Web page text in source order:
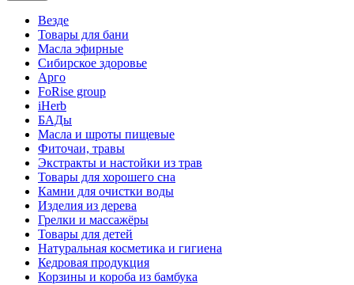
Везде
Товары для бани
Масла эфирные
Сибирское здоровье
Арго
FoRise group
iHerb
БАДы
Масла и шроты пищевые
Фиточаи, травы
Экстракты и настойки из трав
Товары для хорошего сна
Камни для очистки воды
Изделия из дерева
Грелки и массажёры
Товары для детей
Натуральная косметика и гигиена
Кедровая продукция
Корзины и короба из бамбука